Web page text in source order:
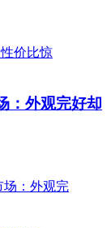
：外观完好却